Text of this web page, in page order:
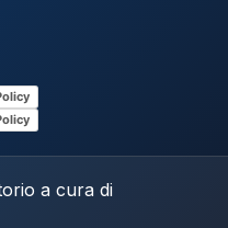
a cura di